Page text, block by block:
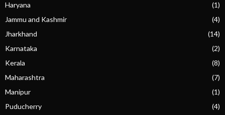
Haryana
(1)
Jammu and Kashmir
(4)
Jharkhand
(14)
Karnataka
(2)
Kerala
(8)
Maharashtra
(7)
Manipur
(1)
Puducherry
(4)